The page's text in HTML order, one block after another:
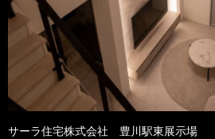
サーラ住宅株式会社 豊川駅東展示場